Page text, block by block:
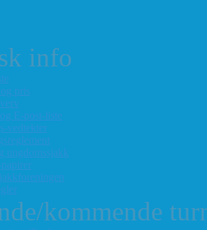
info
pris
E-post-liste
vedtekter
ungdomssjakk
kommende